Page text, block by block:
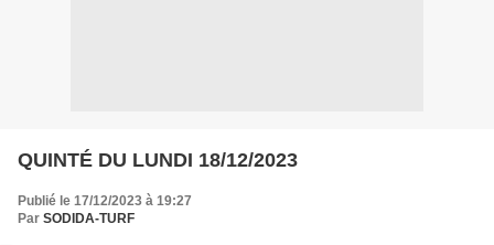
QUINTÉ DU LUNDI 18/12/2023
Publié le 17/12/2023 à 19:27
Par SODIDA-TURF